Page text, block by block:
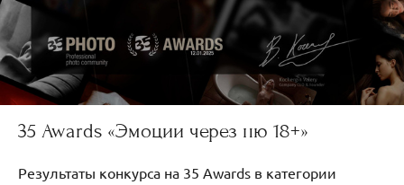
35 Awards «Эмоции через ню 18+»
Результаты конкурса на 35 Awards в категории